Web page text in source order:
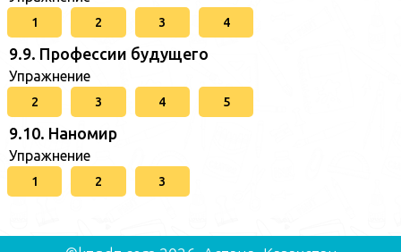
1 2 3 4
9.9. Профессии будущего
Упражнение
2 3 4 5
9.10. Наномир
Упражнение
1 2 3